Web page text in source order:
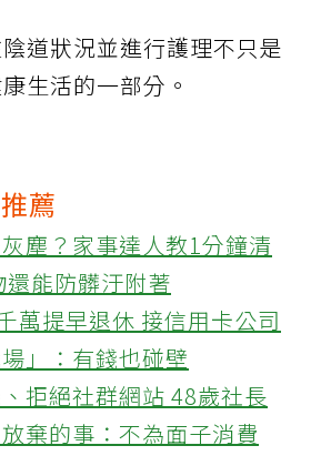
道狀況並進行護理不只是
生活的一部分。
薦
塵？家事達人教1分鐘清
能防髒汙附著
萬提早退休 接信用卡公司
」：有錢也碰壁
拒絕社群網站 48歲社長
棄的事：不為面子消費